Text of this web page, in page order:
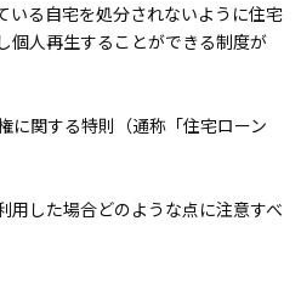
いる自宅を処分されないように住宅
個人再生することができる制度が
に関する特則（通称「住宅ローン
用した場合どのような点に注意すべ